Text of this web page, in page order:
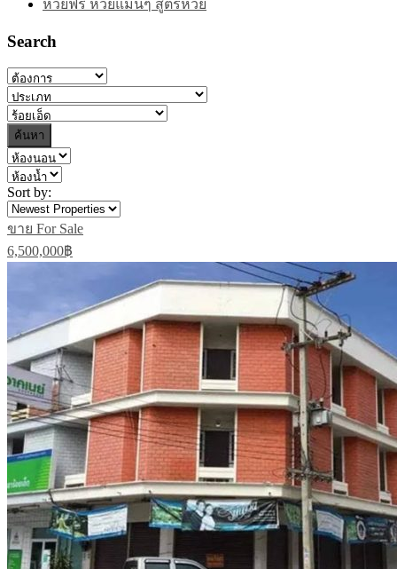
หวยฟรี หวยแม่นๆ สูตรหวย
Search
ค้นหา
Sort by:
ขาย For Sale
6,500,000฿